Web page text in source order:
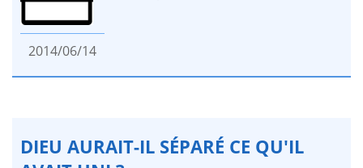
2014/06/14
DIEU AURAIT-IL SÉPARÉ CE QU'IL